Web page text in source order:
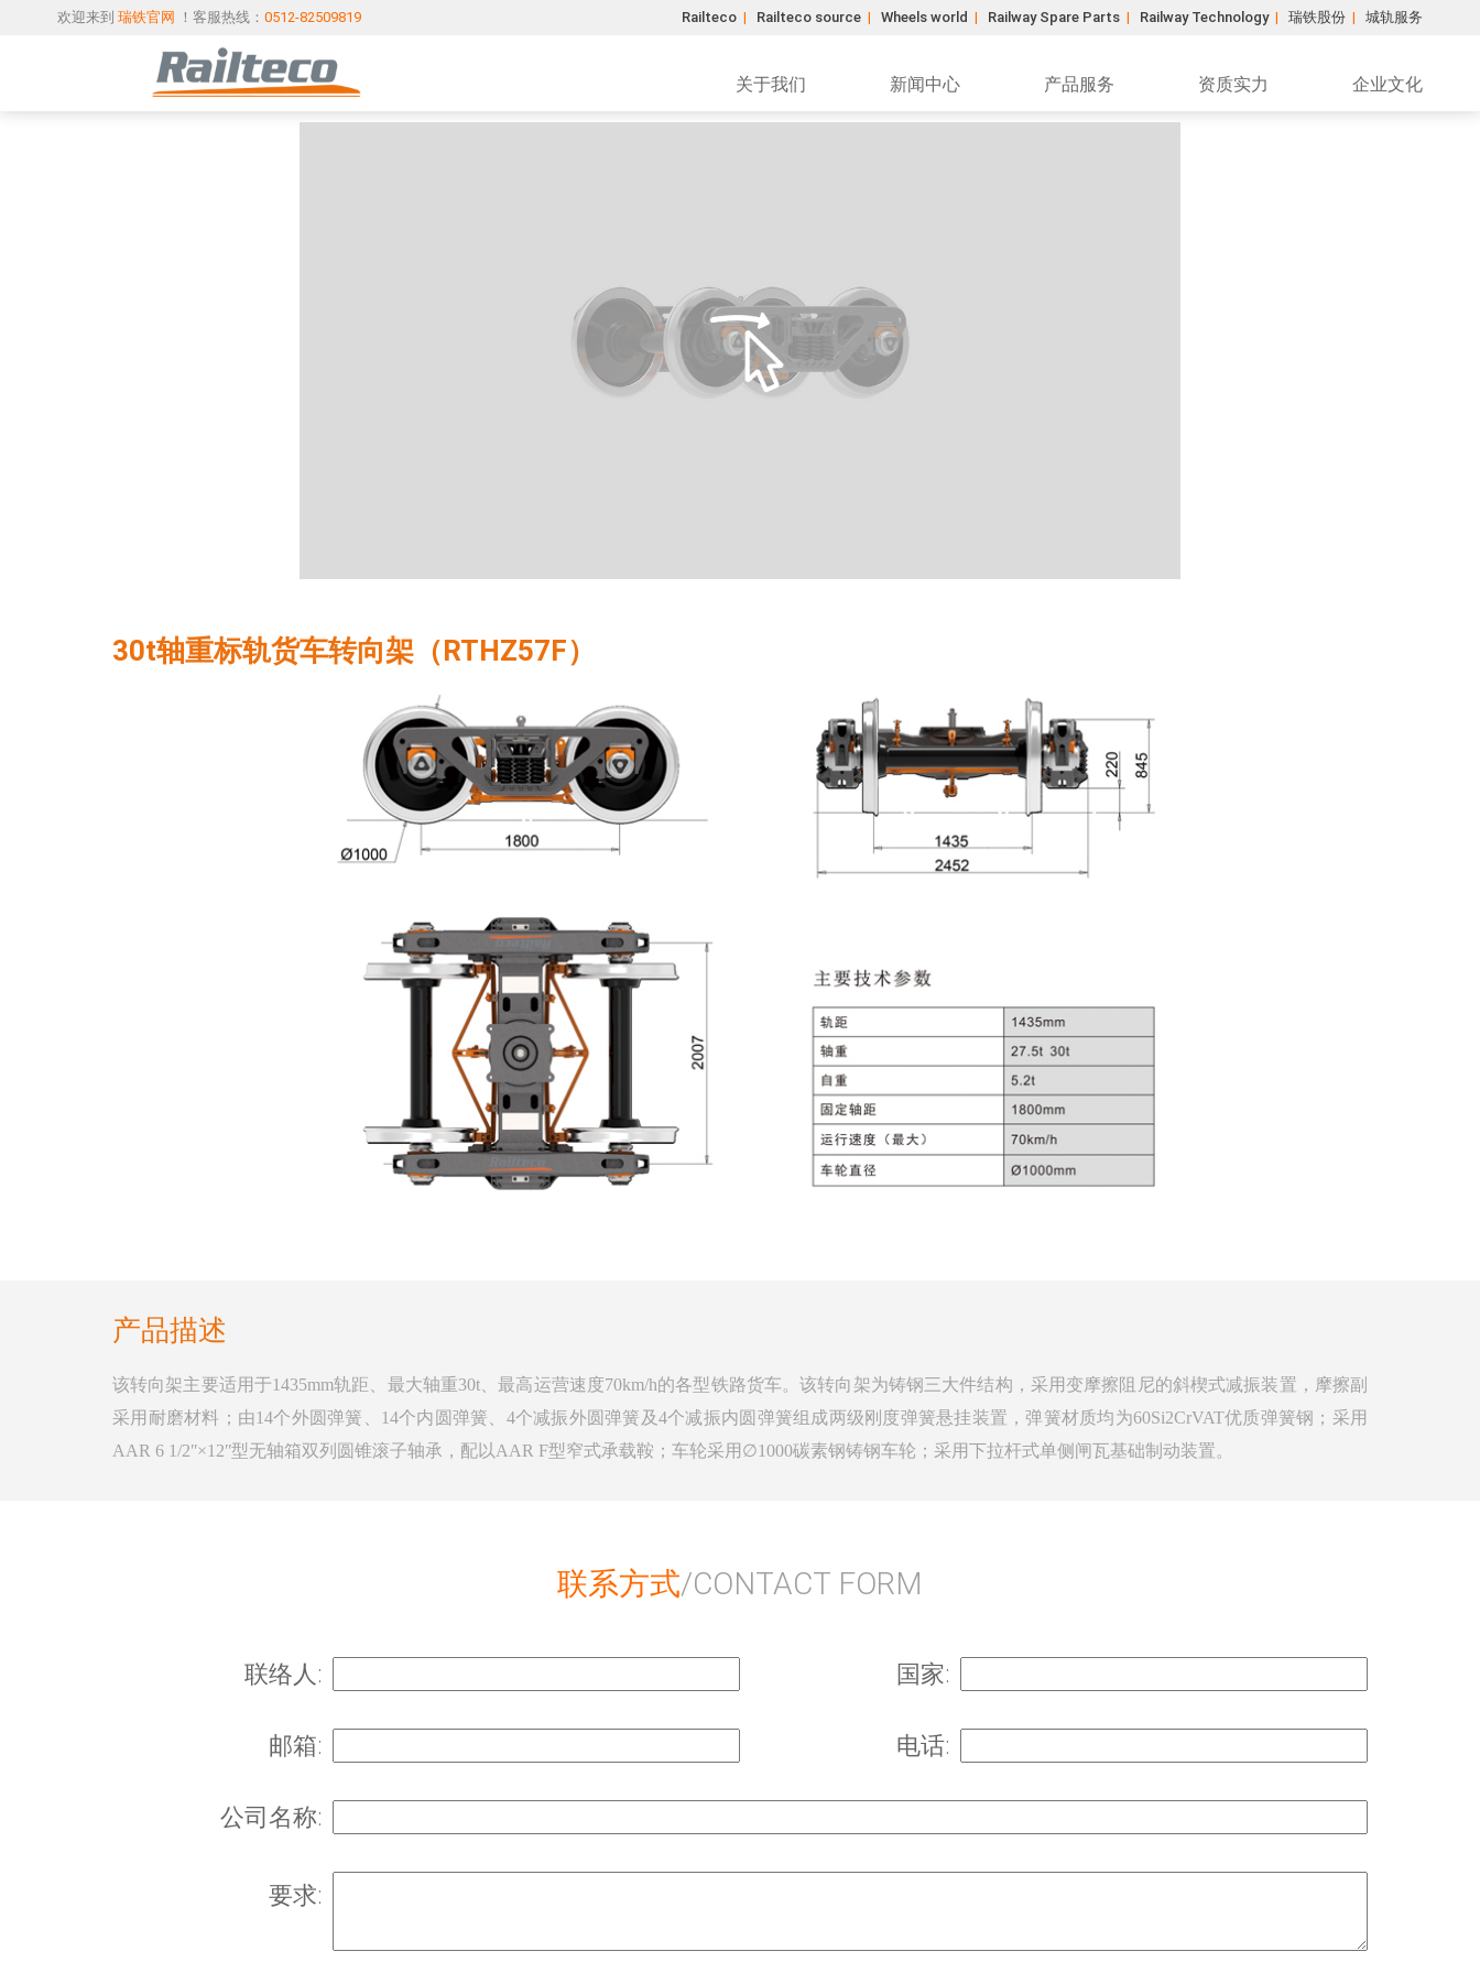
欢迎来到 瑞铁官网 ！客服热线： 0512-82509819 Railteco | Railteco source | Wheels world | Railway Spare Parts | Railway Technology | 瑞铁股份 | 城轨服务
关于我们 新闻中心 产品服务 资质实力 企业文化
30t轴重标轨货车转向架（RTHZ57F）
产品描述
该转向架主要适用于1435mm轨距、最大轴重30t、最高运营速度70km/h的各型铁路货车。该转向架为铸钢三大件结构，采用变摩擦阻尼的斜楔式减振装置，摩擦副
采用耐磨材料；由14个外圆弹簧、14个内圆弹簧、4个减振外圆弹簧及4个减振内圆弹簧组成两级刚度弹簧悬挂装置，弹簧材质均为60Si2CrVAT优质弹簧钢；采用
AAR 6 1/2ʺ×12ʺ型无轴箱双列圆锥滚子轴承，配以AAR F型窄式承载鞍；车轮采用∅1000碳素钢铸钢车轮；采用下拉杆式单侧闸瓦基础制动装置。
联系方式/CONTACT FORM
联络人: 国家:
邮箱: 电话:
公司名称:
要求: